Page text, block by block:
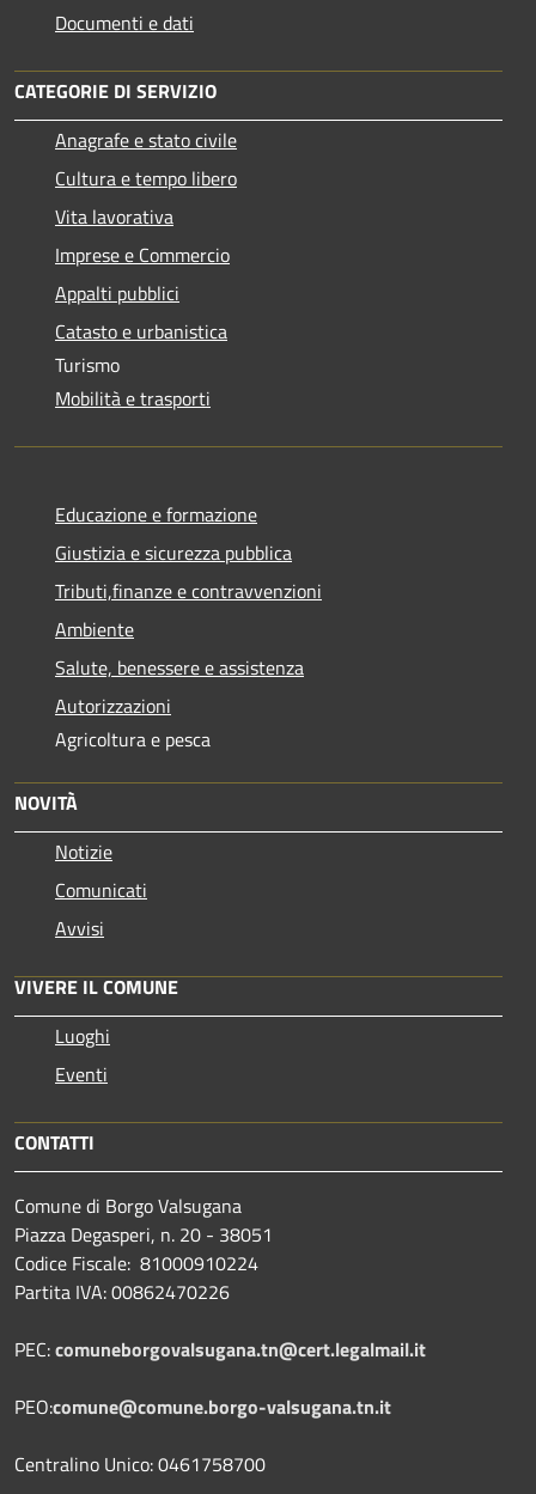
Documenti e dati
CATEGORIE DI SERVIZIO
Anagrafe e stato civile
Cultura e tempo libero
Vita lavorativa
Imprese e Commercio
Appalti pubblici
Catasto e urbanistica
Turismo
Mobilità e trasporti
Educazione e formazione
Giustizia e sicurezza pubblica
Tributi,finanze e contravvenzioni
Ambiente
Salute, benessere e assistenza
Autorizzazioni
Agricoltura e pesca
NOVITÀ
Notizie
Comunicati
Avvisi
VIVERE IL COMUNE
Luoghi
Eventi
CONTATTI
Comune di Borgo Valsugana
Piazza Degasperi, n. 20 - 38051
Codice Fiscale: 81000910224
Partita IVA: 00862470226
PEC:comuneborgovalsugana.tn@cert.legalmail.it
PEO:comune@comune.borgo-valsugana.tn.it
Centralino Unico: 0461758700